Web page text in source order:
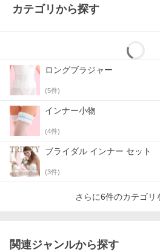
カテゴリから探す
ロングブラジャー
(5件)
インナー小物
(4件)
ブライダル インナー セット
(3件)
さらに6件のカテゴリ
関連ジャンルから探す